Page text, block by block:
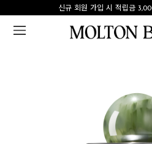
신규 회원 가입 시 적립금